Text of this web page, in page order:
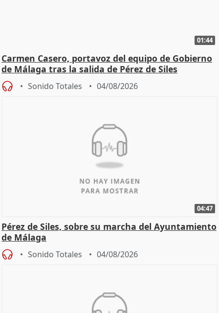
01:44
Carmen Casero, portavoz del equipo de Gobierno
de Málaga tras la salida de Pérez de Siles
Sonido Totales 04/08/2026
04:47
Pérez de Siles, sobre su marcha del Ayuntamiento
de Málaga
Sonido Totales 04/08/2026